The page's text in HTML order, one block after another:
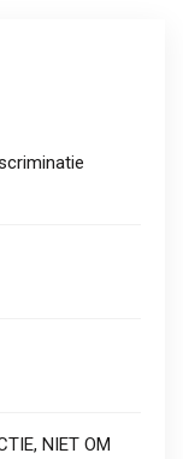
NIET OM